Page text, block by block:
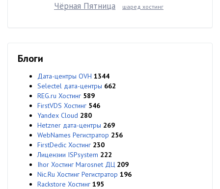
Чёрная Пятница
шаред хостинг
Блоги
Дата-центры OVH 1344
Selectel дата-центры 662
REG.ru Хостинг 589
FirstVDS Хостинг 546
Yandex Cloud 280
Hetzner дата-центры 269
WebNames Регистратор 256
FirstDedic Хостинг 230
Лицензии ISPsystem 222
Ihor Хостинг Marosnet ДЦ 209
Nic.Ru Хостинг Регистратор 196
Rackstore Хостинг 195